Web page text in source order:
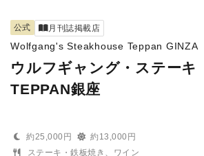
公式 月刊誌掲載店
Wolfgang's Steakhouse Teppan GINZA
ウルフギャング・ステーキ
TEPPAN銀座
約25,000円
約13,000円
ステーキ・鉄板焼き、ワイン